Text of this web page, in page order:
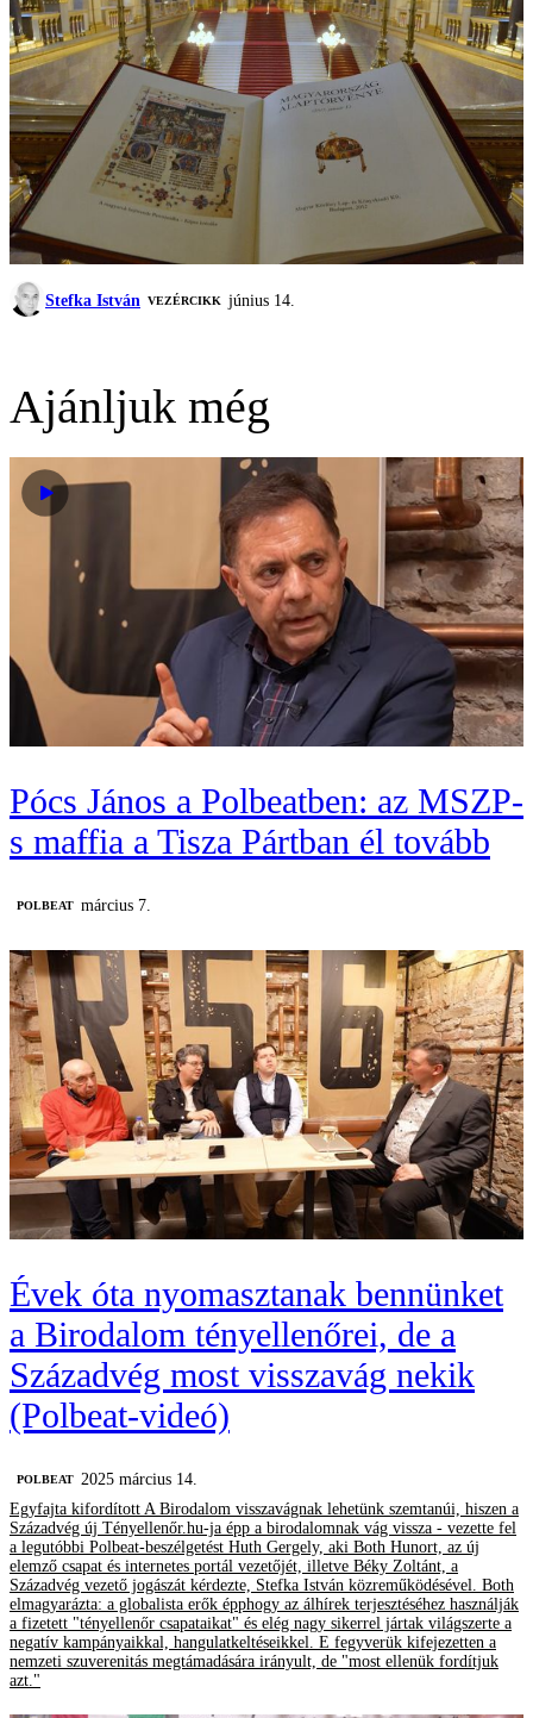
Stefka István VEZÉRCIKK június 14.
Ajánljuk még
Pócs János a Polbeatben: az MSZP-
s maffia a Tisza Pártban él tovább
‎POLBEAT március 7.
Évek óta nyomasztanak bennünket
a Birodalom tényellenőrei, de a
Századvég most visszavág nekik
(Polbeat-videó)
‎POLBEAT 2025 március 14.
Egyfajta kifordított A Birodalom visszavágnak lehetünk szemtanúi, hiszen a
Századvég új Tényellenőr.hu-ja épp a birodalomnak vág vissza - vezette fel
a legutóbbi Polbeat-beszélgetést Huth Gergely, aki Both Hunort, az új
elemző csapat és internetes portál vezetőjét, illetve Béky Zoltánt, a
Századvég vezető jogászát kérdezte, Stefka István közreműködésével. Both
elmagyarázta: a globalista erők épphogy az álhírek terjesztéséhez használják
a fizetett "tényellenőr csapataikat" és elég nagy sikerrel jártak világszerte a
negatív kampányaikkal, hangulatkeltéseikkel. E fegyverük kifejezetten a
nemzeti szuverenitás megtámadására irányult, de "most ellenük fordítjuk
azt."